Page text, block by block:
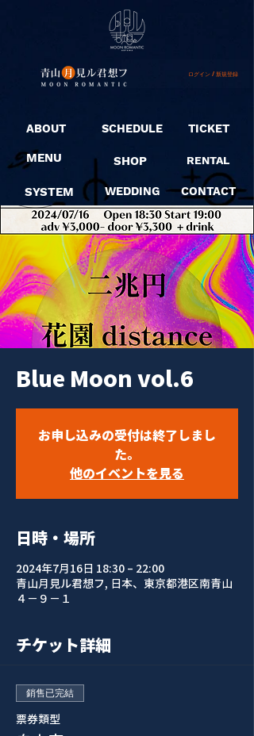
ログイン / 新規登録
ABOUT
MENU
SYSTEM
SCHEDULE
SHOP
WEDDING
TICKET
RENTAL
CONTACT
Blue Moon vol.6
お申し込みの受付は終了しまし
た。
他のイベントを見る
日時・場所
2024年7月16日 18:30 – 22:00
青山月見ル君想フ, 日本、東京都港区南青山
４−９−１
チケット詳細
銷售已完結
票券類型